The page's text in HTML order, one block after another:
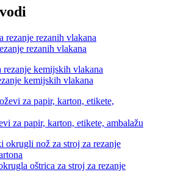
rezanih vlakana
kemijskih vlakana
za papir, karton, etikete, ambalažu
oštrica za stroj za rezanje